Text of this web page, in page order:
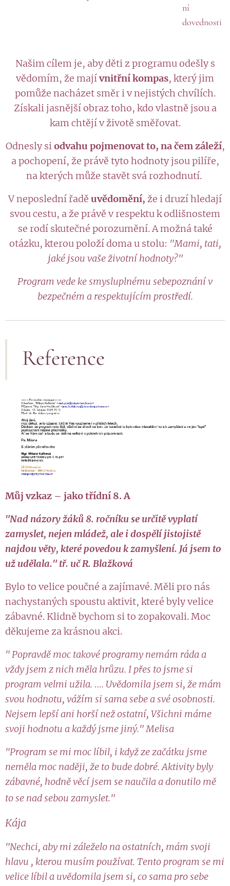
ní
dovednosti
Našim cílem je, aby děti z programu odešly s
vědomím, že majívnitřní kompas, který jim
pomůže nacházet směr i v nejistých chvílích.
Získali jasnější obraz toho, kdo vlastně jsou a
kam chtějí v životě směřovat.
Odnesly siodvahu pojmenovat to, na čem záleží,
a pochopení, že právě tyto hodnoty jsou pilíře,
na kterých může stavět svá rozhodnutí.
V neposlední řadě uvědomění, že i druzí hledají
svou cestu, a že právě v respektu k odlišnostem
se rodí skutečné porozumění. A možná také
otázku, kterou položí doma u stolu: "Mami, tati,
jaké jsou vaše životní hodnoty?"
Program vede ke smysluplnému sebepoznání v
bezpečném a respektujícím prostředí.
Reference
Můj vzkaz – jako třídní 8. A
"Nad názory žáků 8. ročníku se určitě vyplatí
zamyslet, nejen mládež, ale i dospělí jistojistě
najdou věty, které povedou k zamyšlení. Já jsem to
už udělala." tř. uč R. Blažková
Bylo to velice poučné a zajímavé. Měli pro nás
nachystaných spoustu aktivit, které byly velice
zábavné. Klidně bychom si to zopakovali. Moc
děkujeme za krásnou akci.
" Popravdě moc takové programy nemám ráda a
vždy jsem z nich měla hrůzu. I přes to jsme si
program velmi užila. …. Uvědomila jsem si, že mám
svou hodnotu, vážím si sama sebe a své osobnosti.
Nejsem lepší ani horší než ostatní, Všichni máme
svoji hodnotu a každý jsme jiný." Melisa
"Program se mi moc líbil, i když ze začátku jsme
neměla moc naději, že to bude dobré. Aktivity byly
zábavné, hodně věcí jsem se naučila a donutilo mě
to se nad sebou zamyslet."
Kája
"Nechci, aby mi záleželo na ostatních, mám svoji
hlavu , kterou musím používat. Tento program se mi
velice líbil a uvědomila jsem si, co sama pro sebe